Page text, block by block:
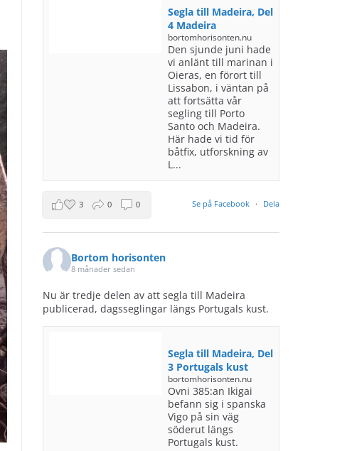
Segla till Madeira, Del
4 Madeira
bortomhorisonten.nu
Den sjunde juni hade
vi anlänt till marinan i
Oieras, en förort till
Lissabon, i väntan på
att fortsätta vår
segling till Porto
Santo och Madeira.
Här hade vi tid för
båtfix, utforskning av
L...
Se på Facebook · Dela
3 0 0
Bortom horisonten
8 månader sedan
Nu är tredje delen av att segla till Madeira
publicerad, dagsseglingar längs Portugals kust.
Segla till Madeira, Del
3 Portugals kust
bortomhorisonten.nu
Ovni 385:an Ikigai
befann sig i spanska
Vigo på sin väg
söderut längs
Portugals kust.